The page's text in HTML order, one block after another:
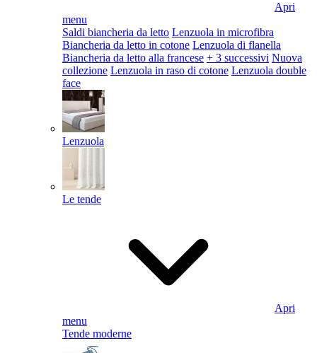
Apri
menu
Saldi biancheria da letto Lenzuola in microfibra
Biancheria da letto in cotone Lenzuola di flanella
Biancheria da letto alla francese + 3 successivi Nuova
collezione Lenzuola in raso di cotone Lenzuola double
face
Lenzuola
Le tende
Apri
menu
Tende moderne